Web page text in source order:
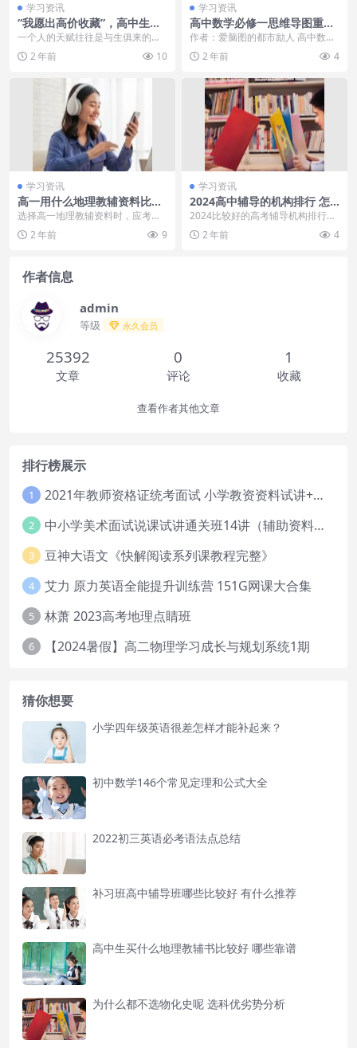
学习资讯
“我愿出高价收藏”，高中生课
本涂鸦走红，语文老师如获至
宝
一个人的天赋往往是与生俱来的，
无论他是否意识到，它总会在某个
瞬间不经意地流露出来...
2 年前 10
学习资讯
高中数学必修一思维导图重点
整理！高清专业数学脑图分
享！重庆公路下挖出古墓，墓
内没任何陪葬品，专家一摸墙
作者：爱脑图的都市励人 高中数学
必修一书本重点有哪些？高中数学
必修一思维导图怎么...
2 年前 4
学习资讯
高一用什么地理教辅资料比较
好 哪些值得买
选择高一地理教辅资料时，应考虑
内容是否紧跟教学大纲，是否包含
基础知识梳理和典型例...
2 年前 9
学习资讯
2024高中辅导的机构排行 怎
么选择比较好
2024比较好的高考辅导机构排行靠
前的有天星教育、学而思网校、金
桥教育、阳光教育...
2 年前 4
作者信息
admin
等级 永久会员
25392
文章
0
评论
1
收藏
查看作者其他文章
排行榜展示
1 2021年教师资格证统考面试 小学教资资料试讲+答辩
2 中小学美术面试说课试讲通关班14讲（辅助资料第一套）
3 豆神大语文《快解阅读系列课教程完整》
4 艾力 原力英语全能提升训练营 151G网课大合集
5 林萧 2023高考地理点睛班
6 【2024暑假】高二物理学习成长与规划系统1期
猜你想要
小学四年级英语很差怎样才能补起来？
初中数学146个常见定理和公式大全
2022初三英语必考语法点总结
补习班高中辅导班哪些比较好 有什么推荐
高中生买什么地理教辅书比较好 哪些靠谱
为什么都不选物化史呢 选科优劣势分析